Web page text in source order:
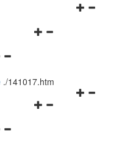
Navigationsmenü
./141017.htm
Navigationsmenü